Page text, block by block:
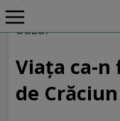
Home
Societate
bazar
Viața ca-n
de Crăciun